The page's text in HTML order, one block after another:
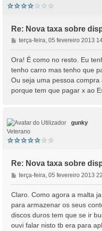
Re: Nova taxa sobre
M
e
n
g
e
terça-feira, 05 fevereiro 2013
Ora! É como no resto. Eu
tenho carro mas tenho que
Ou seja uma pessoa
porque tem que pagar x ao
gunky
Veterano
Re: Nova taxa sobre
M
e
n
a
g
e
terça-feira, 05 fevereiro 2013
Claro. Como agora a malta
para armazenar os seus
discos duros tem que se ir
ouvi falar nisto tb era para